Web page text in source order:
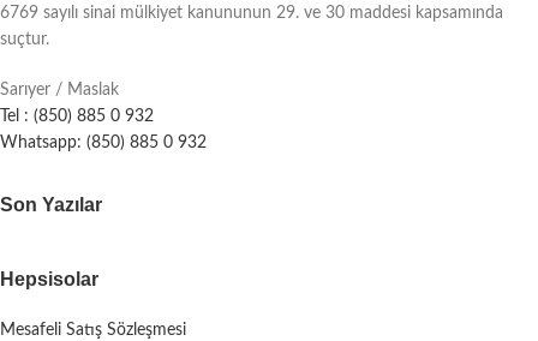
6769 sayılı sinai mülkiyet kanununun 29. ve 30 maddesi kapsamında
suçtur.
Sarıyer / Maslak
Tel : (850) 885 0 932
Whatsapp: (850) 885 0 932
Son Yazılar
Hepsisolar
Mesafeli Satış Sözleşmesi